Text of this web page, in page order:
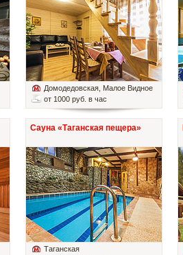
Домодедовская , Малое Видное
от 1000 руб. в час
Сауна «Таганская пещера»
Таганская